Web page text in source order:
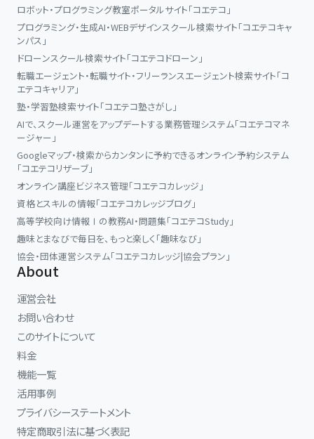
ロボット・プログラミング教室ポータルサイト「コエテコ」
プログラミング・生成AI・WEBデザインスクール検索サイト「コエテコキャ
ンパス」
ドローンスクール検索サイト「コエテコドローン」
転職エージェント・転職サイト・フリーランスエージェント検索サイト「コ
エテコキャリア」
塾・学習塾検索サイト「コエテコ塾さがし」
AIで、スクール運営をアップデートする業務管理システム「コエテコマネ
ージャー」
Googleマップ・検索からカンタンに予約できるオンライン予約システム
「コエテコリザーブ」
オンライン講座ビジネス管理「コエテコカレッジ」
資格とスキルの情報「コエテコカレッジブログ」
高等学校向け情報Ⅰの教務AI・問題集「コエテコStudy」
趣味とまなびで毎日を、もっと楽しく「趣味なび」
協会・団体運営システム「コエテコカレッジ|協会プラン」
About
運営会社
お問い合わせ
このサイトについて
料金
機能一覧
活用事例
プライバシーステートメント
特定商取引法に基づく表記